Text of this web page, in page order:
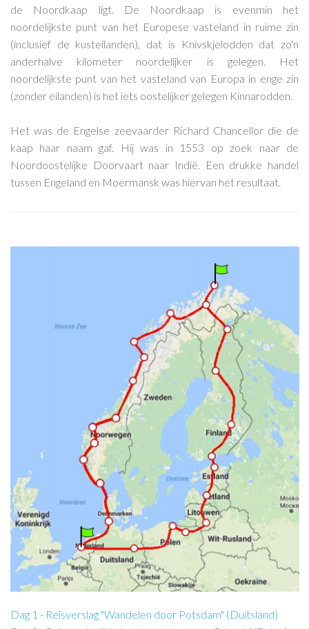
de Noordkaap ligt. De Noordkaap is evenmin het
noordelijkste punt van het Europese vasteland in ruime zin
(inclusief de kusteilanden), dat is Knivskjelodden dat zo'n
anderhalve kilometer noordelijker is gelegen. Het
noordelijkste punt van het vasteland van Europa in enge zin
(zonder eilanden) is het iets oostelijker gelegen Kinnarodden.
Het was de Engelse zeevaarder Richard Chancellor die de
kaap haar naam gaf. Hij was in 1553 op zoek naar de
Noordoostelijke Doorvaart naar Indië. Een drukke handel
tussen Engeland en Moermansk was hiervan het resultaat.
Dag 1 - Reisverslag "Wandelen door Potsdam" (Duitsland)